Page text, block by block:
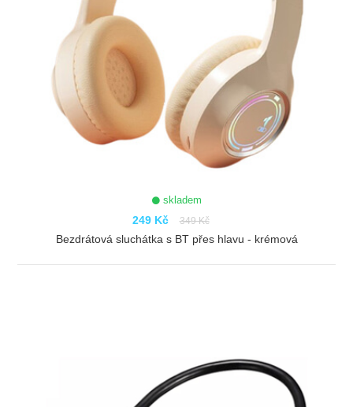
skladem
249 Kč 349 Kč
Bezdrátová sluchátka s BT přes hlavu - krémová